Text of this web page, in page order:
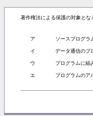
著作権法による保護の対象と
ア ソースプログラ
イ データ通信のプ
ウ プログラムに組
エ プログラムのア